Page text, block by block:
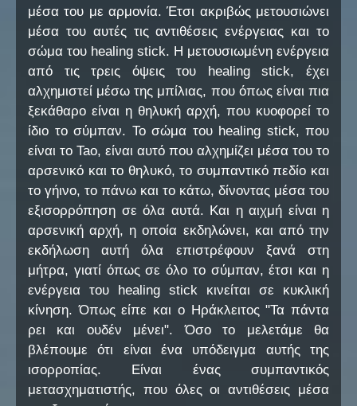
μέσα του με αρμονία. Έτσι ακριβώς μετουσιώνει
μέσα του αυτές τις αντιθέσεις ενέργειας και το
σώμα του healing stick. Η μετουσιωμένη ενέργεια
από τις τρεις όψεις του healing stick, έχει
αλχημιστεί μέσω της μπίλιας, που όπως είναι πια
ξεκάθαρο είναι η θηλυκή αρχή, που κυοφορεί το
ίδιο το σύμπαν. Το σώμα του healing stick, που
είναι το Tao, είναι αυτό που αλχημίζει μέσα του το
αρσενικό και το θηλυκό, το συμπαντικό πεδίο και
το γήινο, το πάνω και το κάτω, δίνοντας μέσα του
εξισορρόπηση σε όλα αυτά. Και η αιχμή είναι η
αρσενική αρχή, η οποία εκδηλώνει, και από την
εκδήλωση αυτή όλα επιστρέφουν ξανά στη
μήτρα, γιατί όπως σε όλο το σύμπαν, έτσι και η
ενέργεια του healing stick κινείται σε κυκλική
κίνηση. Όπως είπε και ο Ηράκλειτος "Τα πάντα
ρει και ουδέν μένει". Όσο το μελετάμε θα
βλέπουμε ότι είναι ένα υπόδειγμα αυτής της
ισορροπίας. Είναι ένας συμπαντικός
μετασχηματιστής, που όλες οι αντιθέσεις μέσα